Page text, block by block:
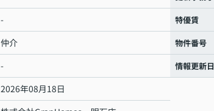
- 特優賃
仲介 物件番号
- 情報更新日
2026年08月18日